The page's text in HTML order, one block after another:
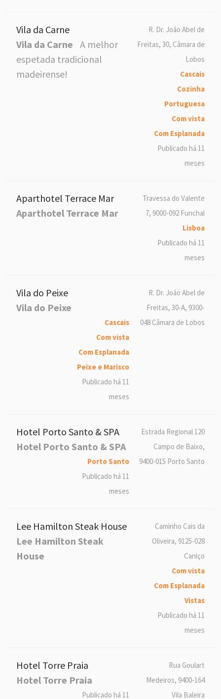
Vila da Carne
Vila da Carne
A melhor
espetada tradicional
madeirense!
R. Dr. João Abel de
Freitas, 30, Câmara de
Lobos
Cascais
Cozinha
Portuguesa
Com vista
Com Esplanada
Publicado há 11
meses
Aparthotel Terrace Mar
Aparthotel Terrace Mar
Travessa do Valente
7, 9000-092 Funchal
Lisboa
Publicado há 11
meses
Vila do Peixe
Vila do Peixe
R. Dr. João Abel de
Freitas, 30-A, 9300-
048 Câmara de Lobos
Cascais
Com vista
Com Esplanada
Peixe e Marisco
Publicado há 11
meses
Hotel Porto Santo & SPA
Hotel Porto Santo & SPA
Estrada Regional 120
Campo de Baixo,
9400-015 Porto Santo
Porto Santo
Publicado há 11
meses
Lee Hamilton Steak House
Lee Hamilton Steak
House
Caminho Cais da
Oliveira, 9125-028
Caniço
Com vista
Com Esplanada
Vistas
Publicado há 11
meses
Hotel Torre Praia
Hotel Torre Praia
Rua Goulart
Medeiros, 9400-164
Vila Baleira
Publicado há 11